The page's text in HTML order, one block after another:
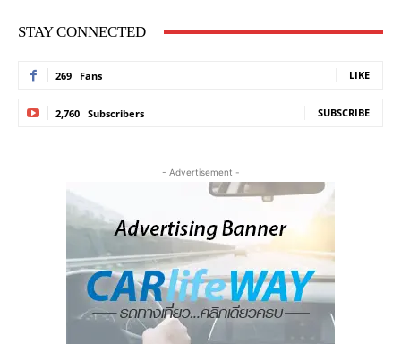
STAY CONNECTED
269 Fans LIKE
2,760 Subscribers SUBSCRIBE
- Advertisement -